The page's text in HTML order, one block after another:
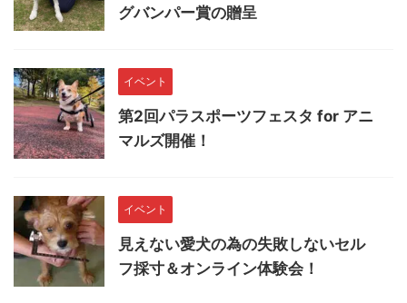
グバンパー賞の贈呈
イベント
第2回パラスポーツフェスタ for アニ
マルズ開催！
イベント
見えない愛犬の為の失敗しないセル
フ採寸＆オンライン体験会！